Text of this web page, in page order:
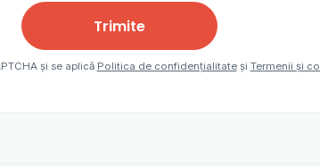
Trimite
și se aplică Politica de confidențialitateși Termenii și